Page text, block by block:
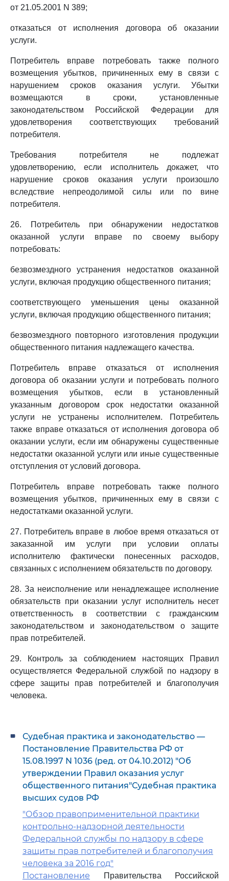
от 21.05.2001 N 389;
отказаться от исполнения договора об оказании
услуги.
Потребитель вправе потребовать также полного
возмещения убытков, причиненных ему в связи с
нарушением сроков оказания услуги. Убытки
возмещаются в сроки, установленные
законодательством Российской Федерации для
удовлетворения соответствующих требований
потребителя.
Требования потребителя не подлежат
удовлетворению, если исполнитель докажет, что
нарушение сроков оказания услуги произошло
вследствие непреодолимой силы или по вине
потребителя.
26. Потребитель при обнаружении недостатков
оказанной услуги вправе по своему выбору
потребовать:
безвозмездного устранения недостатков оказанной
услуги, включая продукцию общественного питания;
соответствующего уменьшения цены оказанной
услуги, включая продукцию общественного питания;
безвозмездного повторного изготовления продукции
общественного питания надлежащего качества.
Потребитель вправе отказаться от исполнения
договора об оказании услуги и потребовать полного
возмещения убытков, если в установленный
указанным договором срок недостатки оказанной
услуги не устранены исполнителем. Потребитель
также вправе отказаться от исполнения договора об
оказании услуги, если им обнаружены существенные
недостатки оказанной услуги или иные существенные
отступления от условий договора.
Потребитель вправе потребовать также полного
возмещения убытков, причиненных ему в связи с
недостатками оказанной услуги.
27. Потребитель вправе в любое время отказаться от
заказанной им услуги при условии оплаты
исполнителю фактически понесенных расходов,
связанных с исполнением обязательств по договору.
28. За неисполнение или ненадлежащее исполнение
обязательств при оказании услуг исполнитель несет
ответственность в соответствии с гражданским
законодательством и законодательством о защите
прав потребителей.
29. Контроль за соблюдением настоящих Правил
осуществляется Федеральной службой по надзору в
сфере защиты прав потребителей и благополучия
человека.
Судебная практика и законодательство —
Постановление Правительства РФ от
15.08.1997 N 1036 (ред. от 04.10.2012) "Об
утверждении Правил оказания услуг
общественного питания"Судебная практика
высших судов РФ
"Обзор правоприменительной практики
контрольно-надзорной деятельности
Федеральной службы по надзору в сфере
защиты прав потребителей и благополучия
человека за 2016 год"
Постановление Правительства Российской